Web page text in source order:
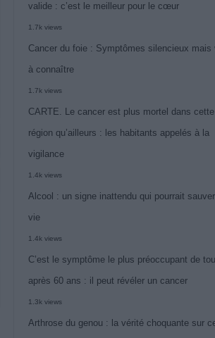
valide : c’est le meilleur pour le cœur
1.7k views
Cancer du foie : Symptômes silencieux mais
à connaître
1.7k views
CARTE. Le cancer est plus mortel dans cette
région qu’ailleurs : les habitants appelés à la
vigilance
1.4k views
Alcool : un signe inattendu qui pourrait
vie
1.4k views
C’est le symptôme le plus préoccupant de
après 60 ans : il peut révéler un cancer
1.3k views
Arthrose du genou : la vérité choquante sur